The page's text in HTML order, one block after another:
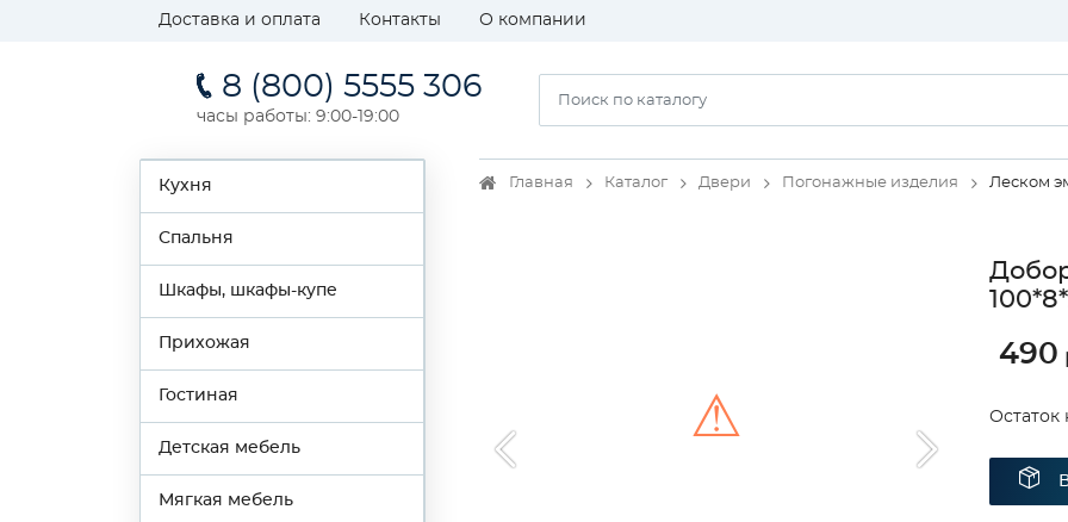
Доставка и оплата Контакты О компании
8 (800) 5555 306
часы работы: 9:00-19:00
Кухня
Спальня
Шкафы, шкафы-купе
Прихожая
Гостиная
Детская мебель
Мягкая мебель
Главная Каталог Двери Погонажные изделия Леском
⚠
490
Остаток